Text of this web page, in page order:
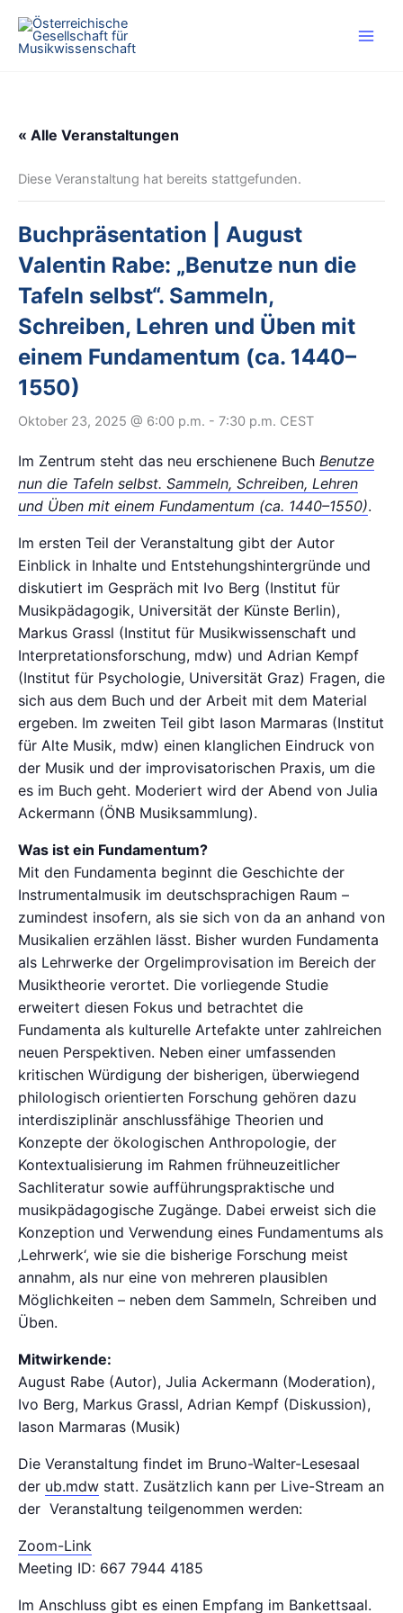
Inhalt
springen
« Alle Veranstaltungen
Diese Veranstaltung hat bereits stattgefunden.
Buchpräsentation | August
Valentin Rabe: „Benutze nun die
Tafeln selbst“. Sammeln,
Schreiben, Lehren und Üben mit
einem Fundamentum (ca. 1440–
1550)
Oktober 23, 2025 @ 6:00 p.m. - 7:30 p.m. CEST
Im Zentrum steht das neu erschienene Buch Benutze
nun die Tafeln selbst. Sammeln, Schreiben, Lehren
und Üben mit einem Fundamentum (ca. 1440–1550).
Im ersten Teil der Veranstaltung gibt der Autor
Einblick in Inhalte und Entstehungshintergründe und
diskutiert im Gespräch mit Ivo Berg (Institut für
Musikpädagogik, Universität der Künste Berlin),
Markus Grassl (Institut für Musikwissenschaft und
Interpretationsforschung, mdw) und Adrian Kempf
(Institut für Psychologie, Universität Graz) Fragen, die
sich aus dem Buch und der Arbeit mit dem Material
ergeben. Im zweiten Teil gibt Iason Marmaras (Institut
für Alte Musik, mdw) einen klanglichen Eindruck von
der Musik und der improvisatorischen Praxis, um die
es im Buch geht. Moderiert wird der Abend von Julia
Ackermann (ÖNB Musiksammlung).
Was ist ein Fundamentum?
Mit den Fundamenta beginnt die Geschichte der
Instrumentalmusik im deutschsprachigen Raum –
zumindest insofern, als sie sich von da an anhand von
Musikalien erzählen lässt. Bisher wurden Fundamenta
als Lehrwerke der Orgelimprovisation im Bereich der
Musiktheorie verortet. Die vorliegende Studie
erweitert diesen Fokus und betrachtet die
Fundamenta als kulturelle Artefakte unter zahlreichen
neuen Perspektiven. Neben einer umfassenden
kritischen Würdigung der bisherigen, überwiegend
philologisch orientierten Forschung gehören dazu
interdisziplinär anschlussfähige Theorien und
Konzepte der ökologischen Anthropologie, der
Kontextualisierung im Rahmen frühneuzeitlicher
Sachliteratur sowie aufführungspraktische und
musikpädagogische Zugänge. Dabei erweist sich die
Konzeption und Verwendung eines Fundamentums als
‚Lehrwerk‘, wie sie die bisherige Forschung meist
annahm, als nur eine von mehreren plausiblen
Möglichkeiten – neben dem Sammeln, Schreiben und
Üben.
Mitwirkende:
August Rabe (Autor), Julia Ackermann (Moderation),
Ivo Berg, Markus Grassl, Adrian Kempf (Diskussion),
Iason Marmaras (Musik)
Die Veranstaltung findet im Bruno-Walter-Lesesaal
der ub.mdw statt. Zusätzlich kann per Live-Stream an
der Veranstaltung teilgenommen werden:
Zoom-Link
Meeting ID: 667 7944 4185
Im Anschluss gibt es einen Empfang im Bankettsaal.